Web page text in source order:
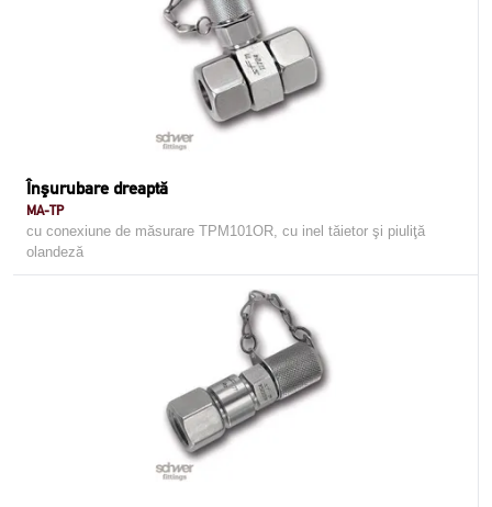
Înşurubare dreaptă
MA-TP
cu conexiune de măsurare TPM101OR, cu inel tăietor şi piuliţă
olandeză